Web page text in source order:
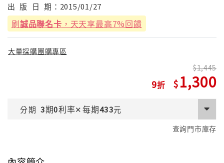
出 版 日 期： 2015/01/27
刷誠品聯名卡 ，天天享最高7%回饋
大量採購團購專區
9
1,445
1,300
分期 3期0利率✕每期433元
查詢門市庫存